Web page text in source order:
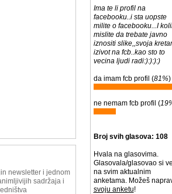
Ima te li profil na
facebooku..i sta uopste
milite o facebooku...I
mislite da trebate javno
iznositi slike,,svoja
izivot na fcb..kao sto to
vecina ljudi radi:):):):)
da imam fcb profil (81%)
ne nemam fcb profil (
Broj svih glasova: 108
Hvala na glasovima.
Glasovala/glasovao si
na svim aktualnim
anketama. Možeš
svoju anketu!